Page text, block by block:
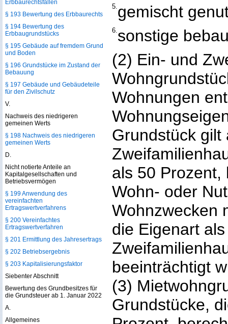
5.gemischt
6.sonstige
(2) Ein- und
Wohnungen
Grundstück gilt
als 50 Prozent,
Wohn- oder
Wohnzwecken
die Eigenart
beeinträchtigt
(3)
Grundstücke,
Erbbaurechtsfällen
§ 193 Bewertung des Erbbaurechts
§ 194 Bewertung des
Erbbaugrundstücks
§ 195 Gebäude auf fremdem Grund
und Boden
§ 196 Grundstücke im Zustand der
Bebauung
§ 197 Gebäude und Gebäudeteile
für den Zivilschutz
V.
Nachweis des niedrigeren
gemeinen Werts
§ 198 Nachweis des niedrigeren
gemeinen Werts
D.
Nicht notierte Anteile an
Kapitalgesellschaften und
Betriebsvermögen
§ 199 Anwendung des
vereinfachten
Ertragswertverfahrens
§ 200 Vereinfachtes
Ertragswertverfahren
§ 201 Ermittlung des Jahresertrags
§ 202 Betriebsergebnis
§ 203 Kapitalisierungsfaktor
Siebenter Abschnitt
Bewertung des Grundbesitzes für
die Grundsteuer ab 1. Januar 2022
A.
Allgemeines